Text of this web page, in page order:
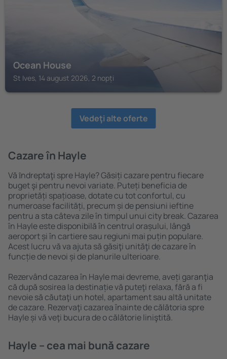
Ocean House
St Ives, 14 august 2026, 2 nopți
Vedeţi alte oferte
Cazare în Hayle
Vă ȋndreptaţi spre Hayle? Găsiți cazare pentru fiecare
buget şi pentru nevoi variate. Puteți beneficia de
proprietăți spațioase, dotate cu tot confortul, cu
numeroase facilități, precum și de pensiuni ieftine
pentru a sta câteva zile în timpul unui city break. Cazarea
în Hayle este disponibilă în centrul orașului, lângă
aeroport și în cartiere sau regiuni mai puțin populare.
Acest lucru vă va ajuta să găsiţi unităţi de cazare în
funcție de nevoi și de planurile ulterioare.
Rezervând cazarea în Hayle mai devreme, aveți garanţia
că după sosirea la destinație vă puteţi relaxa, fără a fi
nevoie să căutaţi un hotel, apartament sau altă unitate
de cazare. Rezervaţi cazarea înainte de călătoria spre
Hayle și vă veţi bucura de o călătorie liniştită.
Hayle – cea mai bună cazare